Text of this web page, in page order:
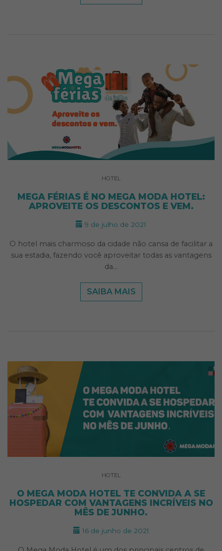
HOTEL
MEGA FÉRIAS É NO MEGA MODA HOTEL:
APROVEITE OS DESCONTOS E VEM.
9 de julho de 2021
O hotel mais charmoso da cidade não cansa de facilitar a
sua estadia, fazendo você aproveitar todas as vantagens
da…
SAIBA MAIS
HOTEL
O MEGA MODA HOTEL TE CONVIDA A SE
HOSPEDAR COM VANTAGENS INCRÍVEIS NO
MÊS DE JUNHO.
16 de junho de 2021